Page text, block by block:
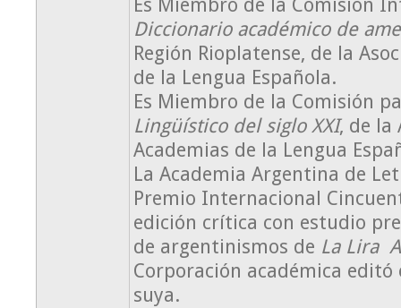
Es Miembro de la Comisiòn
Diccionario académico de
Región Rioplatense, de la
de la Lengua Española.
Es Miembro de la Comisión
Lingüístico del siglo XXI, de la
Academias de la Lengua
La Academia Argentina de
Premio Internacional
edición crítica con estudio
de argentinismos de La Lira
Corporación académica editó
suya.